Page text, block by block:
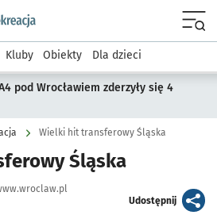
podserwis: Sport i rekreacja
Kluby Obiekty Dla dzieci
pod Wrocławiem zderzyły się 4
Wielki hit transferowy Śląska
Śląska
Udostępnijartykuł